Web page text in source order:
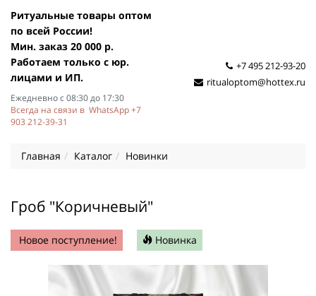
Ритуальные товары оптом
по всей России!
Мин. заказ 20 000 р.
Работаем только с юр.
лицами и ИП.
Ежедневно с 08:30 до 17:30
Всегда на связи в WhatsApp +7
903 212-39-31
+7 495 212-93-20
ritualoptom@hottex.ru
Главная Каталог Новинки
Гроб "Коричневый"
Новое поступление! Новинка